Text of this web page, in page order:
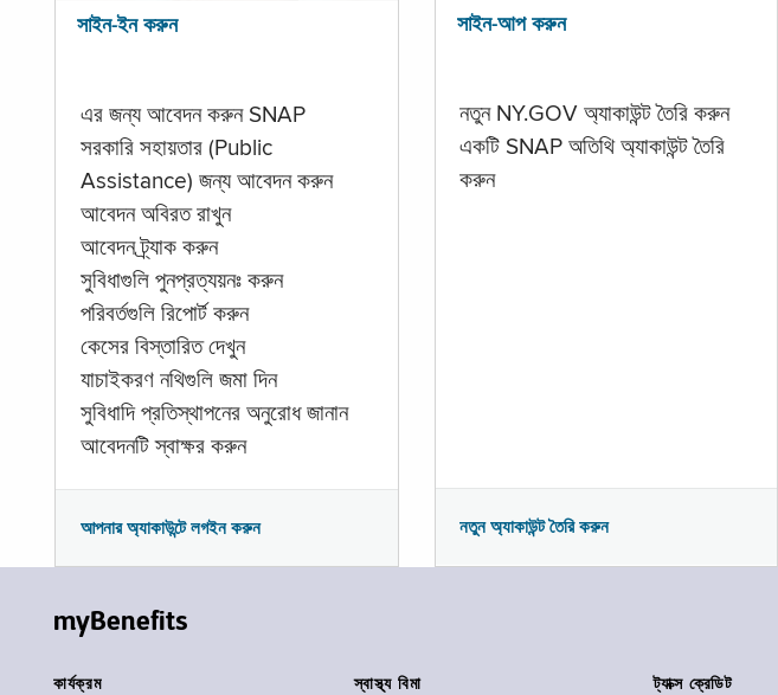
সাইন-ইন করুন
এর জন্য আবেদন করুন SNAP
সরকারি সহায়তার (Public
Assistance) জন্য আবেদন করুন
আবেদন অবিরত রাখুন
আবেদন ট্র্যাক করুন
সুবিধাগুলি পুনপ্রত্যয়নঃ করুন
পরিবর্তগুলি রিপোর্ট করুন
কেসের বিস্তারিত দেখুন
যাচাইকরণ নথিগুলি জমা দিন
সুবিধাদি প্রতিস্থাপনের অনুরোধ জানান
আবেদনটি স্বাক্ষর করুন
আপনার অ্যাকাউন্টে লগইন করুন
সাইন-আপ করুন
নতুন NY.GOV অ্যাকাউন্ট তৈরি করুন
একটি SNAP অতিথি অ্যাকাউন্ট তৈরি
করুন
নতুন অ্যাকাউন্ট তৈরি করুন
myBenefits
কার্যক্রম স্বাস্থ্য বিমা ট্যাক্স ক্রেডিট